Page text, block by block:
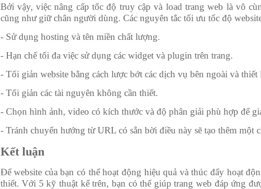
Bởi vậy, việc nâng cấp tốc độ truy cập và load trang web là vô
cũng như giữ chân người dùng. Các nguyên tắc tối ưu tốc độ
- Sử dụng hosting và tên miền chất lượng.
- Hạn chế tối đa việc sử dụng các widget và plugin trên trang.
- Tối giản website bằng cách lược bớt các dịch vụ bên ngoài và thiết
- Tối giản các tài nguyên không cần thiết.
- Chọn hình ảnh, video có kích thước và độ phân giải phù hợp để
- Tránh chuyển hướng từ URL có sẵn bời điều này sẽ tạo thêm
Kết luận
Để website của bạn có thể hoạt động hiệu quả và thúc đẩy hoạt
thiết. Với 5 kỹ thuật kể trên, bạn có thể giúp trang web đáp ứng